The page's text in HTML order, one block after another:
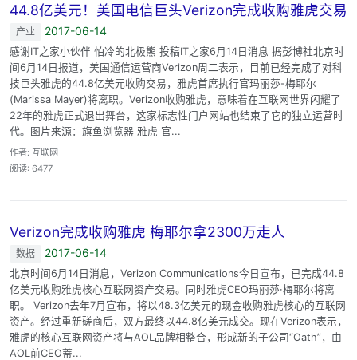
44.8亿美元！美国电信巨头Verizon完成收购雅虎交易
产业 2017-06-14
感谢IT之家小伙伴 怕冷的北极熊 投稿IT之家6月14日消息 据彭博社北京时
间6月14日报道，美国通信运营商Verizon周二表示，目前已经完成了对科
技巨头雅虎的44.8亿美元收购交易，雅虎首席执行官玛丽莎-梅耶尔
(Marissa Mayer)将离职。Verizon收购雅虎，意味着在互联网世界闪耀了
22年的雅虎正式退出舞台，这家标志性门户网站也结束了它的独立运营时
代。图片来源：旗鱼浏览器 雅虎 官...
作者: 互联网
阅读: 6477
Verizon完成收购雅虎 梅耶尔拿2300万走人
数据 2017-06-14
北京时间6月14日消息，Verizon Communications今日宣布，已完成44.8
亿美元收购雅虎核心互联网资产交易。同时雅虎CEO玛丽莎·梅耶尔将离
职。 Verizon去年7月宣布，将以48.3亿美元的现金收购雅虎核心的互联网
资产。经过重新磋商后，双方最终以44.8亿美元成交。现在Verizon表示，
雅虎的核心互联网资产将与AOL品牌相整合，形成新的子公司“Oath”，由
AOL前CEO蒂...